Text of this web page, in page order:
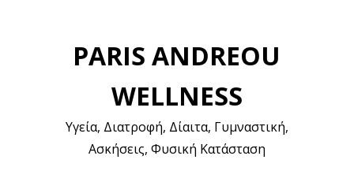
PARIS ANDREOU
WELLNESS
Υγεία, Διατροφή, Δίαιτα, Γυμναστική,
Ασκήσεις, Φυσική Κατάσταση